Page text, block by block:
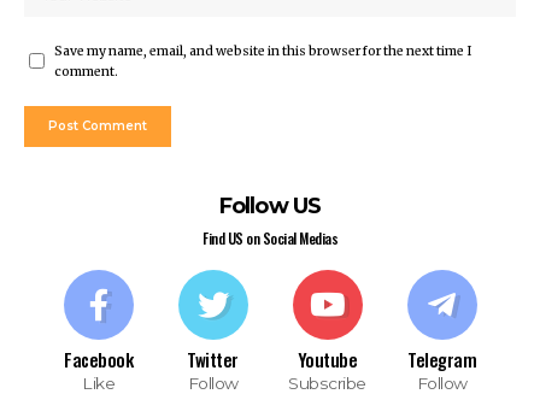
Save my name, email, and website in this browser for the next time I
comment.
Follow US
Find US on Social Medias
Facebook
Like
Twitter
Follow
Youtube
Subscribe
Telegram
Follow